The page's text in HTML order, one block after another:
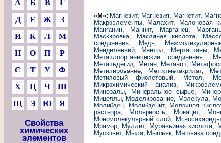
А Б В
Г
Д
Е Ж
З
И
К Л
М
Н
О П
Р
С
Т У
Ф
Х
Ц Ч
Ш
Щ
Э Ю Я
Свойства
химических
элементов
«М»: Магнезит, Магнезия, Магнетит,
Макроэлементы, Малахит,
Малоновая
Манганин, Маннит, Марганец,
Маскировка, Масляная кислота,
соединения, Медь,
Менделеевий, Ментол, Меркаптаны,
Металлоорганические соединения,
Метальдегид, Метан, Метанол,
Метилирование, Метилметакрилат,
Метиловый фиолетовый, Метол,
Микрохимический анализ,
Минералы, Минеральное сырье,
Мицеллы, Моделирование, Молекула,
Молибден, Молибденит, Молочная
раствора, Молярносгь, Монацит,
Мономолекулярный слой, Моносахариды
Мрамор, Муллит, Муравьиная кислота,
Мусковит, Мыла, Мышьяк, Мышьяка